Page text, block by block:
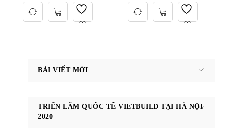
BÀI VIẾT MỚI
TRIỂN LÃM QUỐC TẾ VIETBUILD TẠI HÀ NỘI
2020